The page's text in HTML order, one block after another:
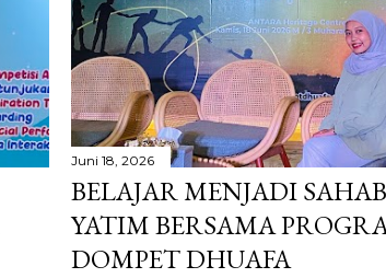
Juni 18, 2026
BELAJAR MENJADI
YATIM BERSAMA
DOMPET DHUAFA